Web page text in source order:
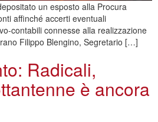
un esposto alla Procura
affinché accerti eventuali
contabili connesse alla realizzazione
Filippo Blengino, Segretario […]
Radicali,
è ancora